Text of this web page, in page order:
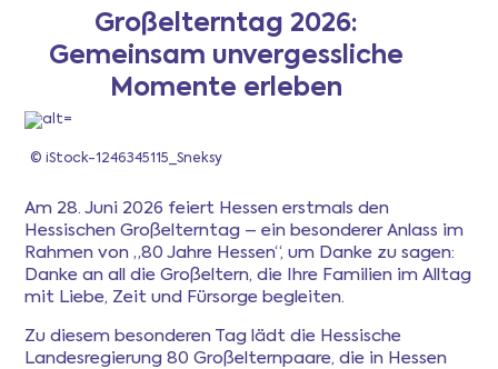
Newsletter
Mitgliederbereich
Ferientipps
FAQ
Großelterntag 2026:
Gemeinsam unvergessliche
Momente erleben
© iStock-1246345115_Sneksy
Am 28. Juni 2026 feiert Hessen erstmals den
Hessischen Großelterntag – ein besonderer Anlass im
Rahmen von „80 Jahre Hessen“, um Danke zu sagen:
Danke an all die Großeltern, die Ihre Familien im Alltag
mit Liebe, Zeit und Fürsorge begleiten.
Zu diesem besonderen Tag lädt die Hessische
Landesregierung 80 Großelternpaare, die in Hessen